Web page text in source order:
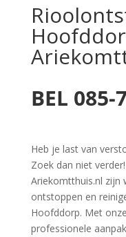
BEL 085-
Heb je last van
Zoek dan niet
Ariekomtthuis.nl zijn
ontstoppen en
Hoofddorp. Met
professionele